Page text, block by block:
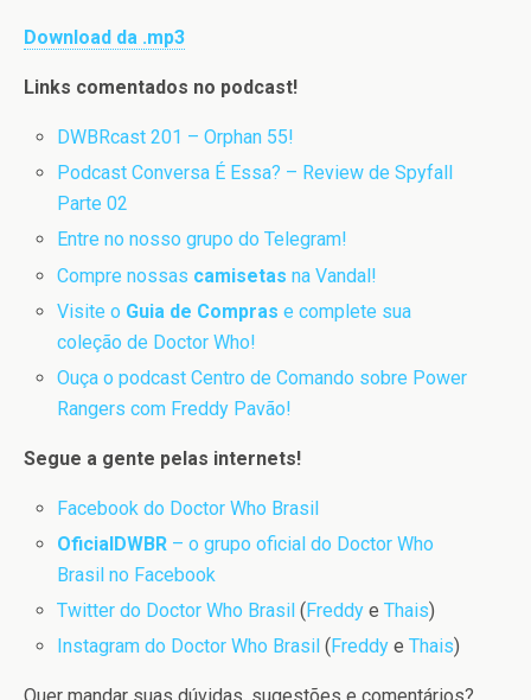
Download da .mp3
Links comentados no podcast!
DWBRcast 201 – Orphan 55!
Podcast Conversa É Essa? – Review de Spyfall
Parte 02
Entre no nosso grupo do Telegram!
Compre nossas camisetas na Vandal!
Visite o Guia de Compras e complete sua
coleção de Doctor Who!
Ouça o podcast Centro de Comando sobre Power
Rangers com Freddy Pavão!
Segue a gente pelas internets!
Facebook do Doctor Who Brasil
OficialDWBR – o grupo oficial do Doctor Who
Brasil no Facebook
Twitter do Doctor Who Brasil ( Freddy eThais)
Instagram do Doctor Who Brasil ( Freddy eThais)